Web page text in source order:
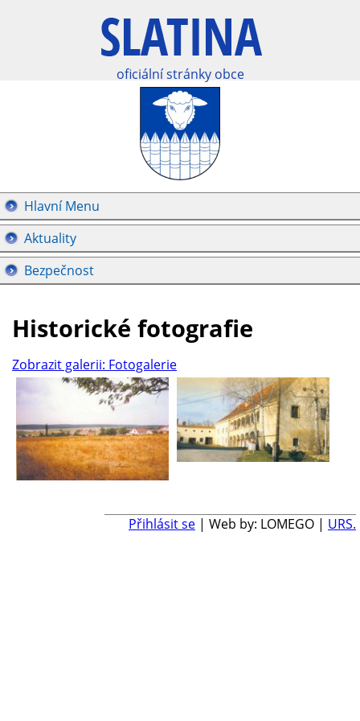
oficiální stránky obce
Hlavní Menu
Aktuality
Bezpečnost
Historické fotografie
Zobrazit galerii: Fotogalerie
Přihlásit se | Web by: LOMEGO | URS.